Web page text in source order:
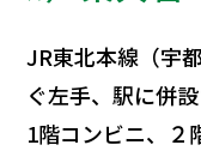
JR東北本線（宇
ぐ左手、駅に併
1階コンビニ、２